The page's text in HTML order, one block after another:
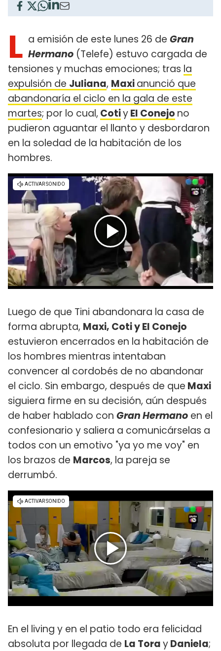
L a emisión de este lunes 26 de Gran
Hermano (Telefe) estuvo cargada de
tensiones y muchas emociones; tras la
expulsión de Juliana, Maxianunció que
abandonaría el ciclo en la gala de este
martes; por lo cual, CotiyEl Conejo no
pudieron aguantar el llanto y desbordaron
en la soledad de la habitación de los
hombres.
Luego de que Tini abandonara la casa de
forma abrupta, Maxi, Coti y El Conejo
estuvieron encerrados en la habitación de
los hombres mientras intentaban
convencer al cordobés de no abandonar
el ciclo. Sin embargo, después de que Maxi
siguiera firme en su decisión, aún después
de haber hablado con Gran Hermano en el
confesionario y saliera a comunicárselas a
todos con un emotivo "ya yo me voy" en
los brazos de Marcos, la pareja se
derrumbó.
En el living y en el patio todo era felicidad
absoluta por llegada de La TorayDaniela;